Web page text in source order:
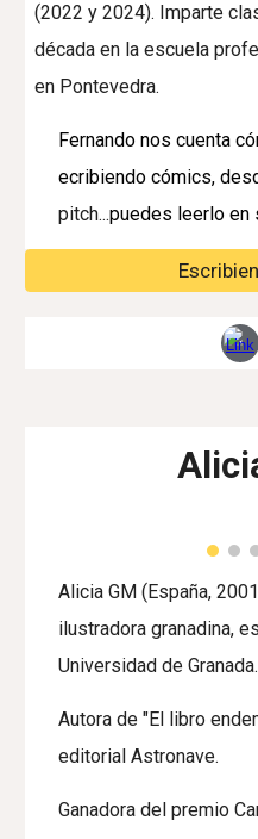
(2022 y 2024). Imparte
década en la escuela
en Pontevedra.
Fernando nos cuenta
ecribiendo cómics,
pitch...puedes leerlo en
Alicia GM (España,
ilustradora granadina,
Universidad de Granada.
Autora de "El libro
editorial Astronave.
Ganadora del premio